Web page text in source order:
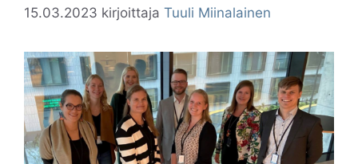
15.03.2023 kirjoittaja Tuuli Miinalainen